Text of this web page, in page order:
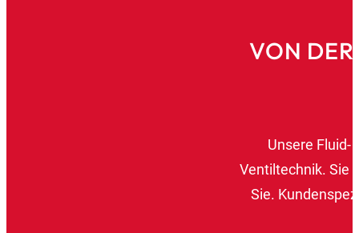
VON
Unsere Fluid-
Ventiltechnik. Sie
Sie.